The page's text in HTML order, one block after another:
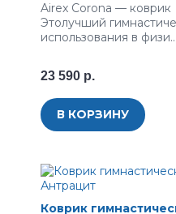
Airex Corona —
Этолучший
использования в физи..
23 590 р.
В КОРЗИНУ
Коврик